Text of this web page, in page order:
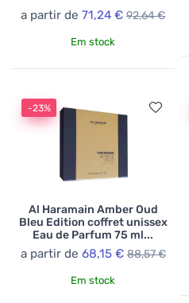
a partir de 71,24 € 92,64 €
Em stock
-23%
Al Haramain Amber Oud
Bleu Edition coffret unissex
Eau de Parfum 75 ml...
a partir de 68,15 € 88,57 €
Em stock